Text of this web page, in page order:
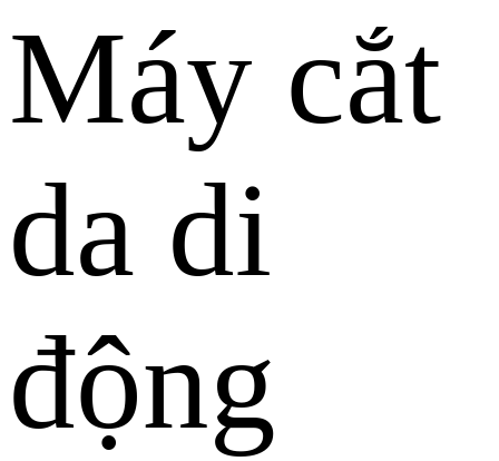
Máy cắt
da di
động